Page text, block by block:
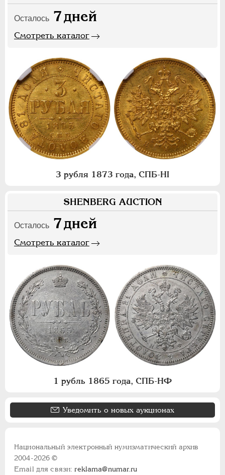
Осталось 7дней
Смотреть каталог
3 рубля 1873 года, СПБ-НI
SHENBERG AUCTION
Осталось 7дней
Смотреть каталог
1 рубль 1865 года, СПБ-НФ
Уведомить о новых аукционах
Национальный электронный нумизматический архив
2004-2026 ©
Email для связи:reklama@numar.ru